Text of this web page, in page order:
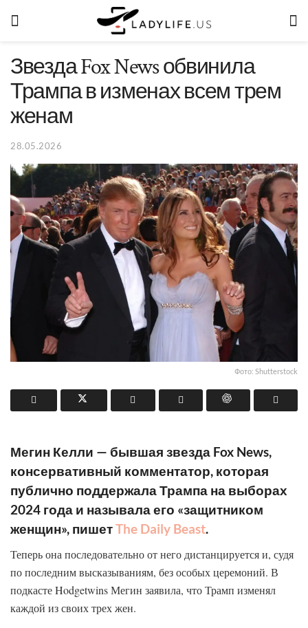
Звезда Fox News обвинила
Трампа в изменах всем трем
женам
28.05.2026
Фото: Shutterstock
Мегин Келли — бывшая звезда Fox News,
консервативный комментатор, которая
публично поддержала Трампа на выборах
2024 года и называла его «защитником
женщин», пишетThe Daily Beast.
Теперь она последовательно от него дистанцируется и, судя
по последним высказываниям, без особых церемоний. В
подкасте Hodgetwins Мегин заявила, что Трамп изменял
каждой из своих трех жен.